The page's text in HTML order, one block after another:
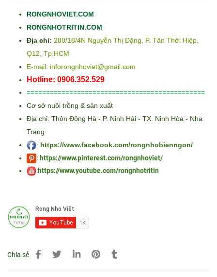
RONGNHOVIET.COM
RONGNHOTRITIN.COM
Địa chỉ: 280/18/4N Nguyễn Thị Đặng, P. Tân Thới Hiệp,
Q12, Tp.HCM
E-mail: inforongnhoviet@gmail.com
Hotline: 0906.352.529
==============================================
Cơ sở nuôi trồng & sản xuất
Địa chỉ: Thôn Đông Hà - P. Ninh Hải - TX. Ninh Hòa - Nha
Trang
: https://www.facebook.com/rongnhobienngon/
: https://www.pinterest.com/rongnhoviet/
:https://www.youtube.com/rongnhotritin
Chia sẻ